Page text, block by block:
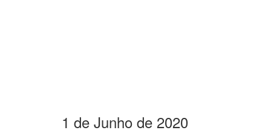
1 de Junho de 2020